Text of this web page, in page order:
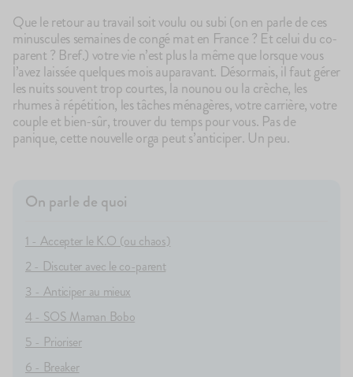
4.9 avis
Le Brassé Nature
1,90€
Que le retour au travail soit voulu ou subi (on en parle de ces
minuscules semaines de congé mat en France ? Et celui du co-
parent ? Bref.) votre vie n’est plus la même que lorsque vous
l’avez laissée quelques mois auparavant. Désormais, il faut gérer
les nuits souvent trop courtes, la nounou ou la crèche, les
rhumes à répétition, les tâches ménagères, votre carrière, votre
couple et bien-sûr, trouver du temps pour vous. Pas de
panique, cette nouvelle orga peut s’anticiper. Un peu.
On parle de quoi
1 - Accepter le K.O (ou chaos)
2 - Discuter avec le co-parent
3 - Anticiper au mieux
4 - SOS Maman Bobo
5 - Prioriser
6 - Breaker